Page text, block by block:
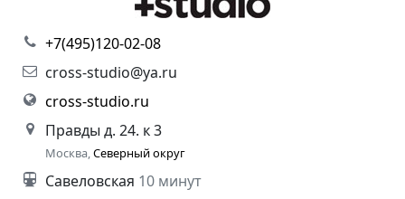
+7(495)120-02-08
cross-studio@ya.ru
cross-studio.ru
Правды д. 24. к 3
Москва,Северный округ
Савеловская 10 минут